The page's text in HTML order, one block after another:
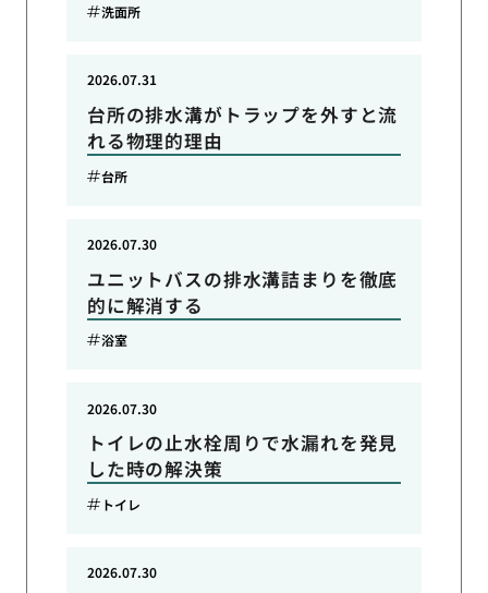
洗面所
台所の排水溝がトラップを外すと流
れる物理的理由
2026.07.31
台所
ユニットバスの排水溝詰まりを徹底
的に解消する
2026.07.30
浴室
トイレの止水栓周りで水漏れを発見
した時の解決策
2026.07.30
トイレ
2026.07.30